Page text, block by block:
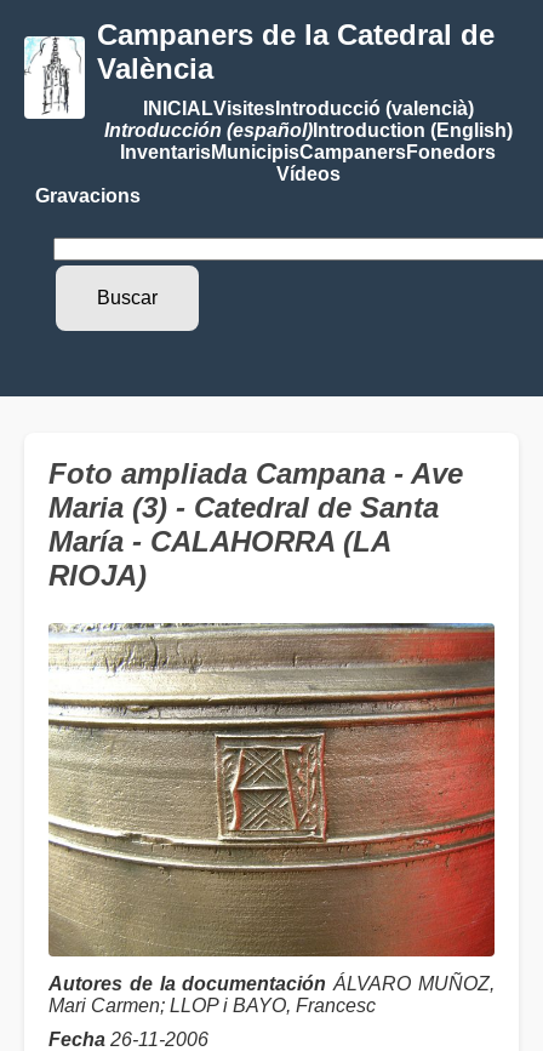
Campaners de la Catedral de
València
INICIALVisitesIntroducció (valencià)
Introducción (español)Introduction (English)
InventarisMunicipisCampanersFonedors
Vídeos
Gravacions
Foto ampliada Campana - Ave
Maria (3) - Catedral de Santa
María - CALAHORRA (LA
RIOJA)
Autores de la documentación ÁLVARO MUÑOZ,
Mari Carmen; LLOP i BAYO, Francesc
Fecha 26-11-2006